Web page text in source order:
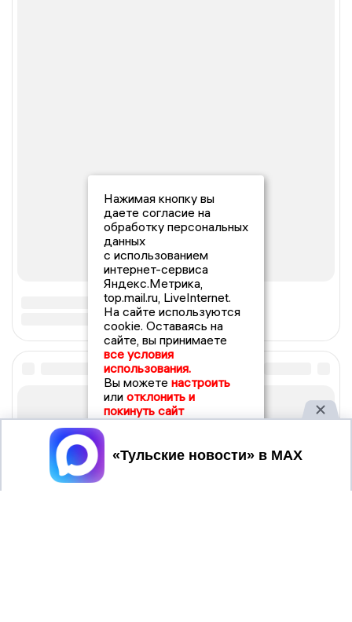
Нажимая кнопку вы
даете согласие на
обработку персональных
данных
с использованием
интернет-сервиса
Яндекс.Метрика,
top.mail.ru, LiveInternet.
На сайте используются
cookie. Оставаясь на
сайте, вы принимаете
все условия
использования.
Вы можете настроить
или отклонить и
покинуть сайт
Принять